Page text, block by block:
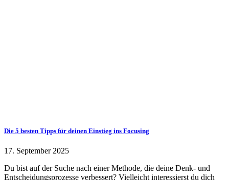
Die 5 besten Tipps für deinen Einstieg ins Focusing
17. September 2025
Du bist auf der Suche nach einer Methode, die deine Denk- und
Entscheidungsprozesse verbessert? Vielleicht interessierst du dich